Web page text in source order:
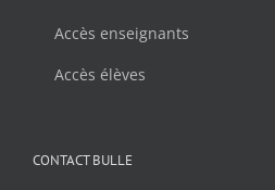
Accès enseignants
Accès élèves
CONTACT BULLE